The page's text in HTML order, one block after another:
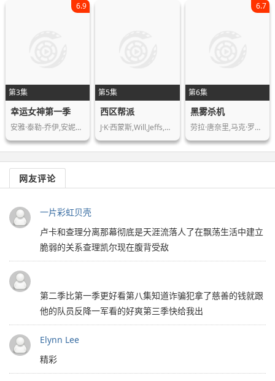
第3集
6.9
幸运女神第一季
安雅·泰勒-乔伊,安妮特·贝宁,蒂莫西…
第5集
西区帮派
J·K·西蒙斯,Will,Jeffs,罗恩·米德…
第6集
6.7
黑雾杀机
劳拉·唐奈里,马克·罗利,埃蒙·埃利奥…
网友评论
一片彩虹贝壳
卢卡和查理分离那幕彻底是天涯流落人了在飘荡生活中建立
脆弱的关系查理凯尔现在腹背受敌
第二季比第一季更好看第八集知道诈骗犯拿了慈善的钱就跟
他的队员反降一军看的好爽第三季快给我出
Elynn Lee
精彩